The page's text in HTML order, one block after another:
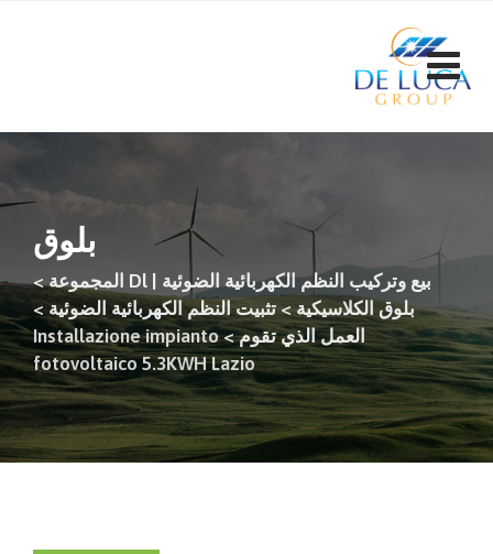
بلوق
بيع وتركيب النظم الكهربائية الضوئية | Dl المجموعة
>
بلوق الكلاسيكية> تثبيت النظم الكهربائية الضوئية >
العمل الذي تقوم>
Installazione impianto
fotovoltaico 5.3KWH Lazio